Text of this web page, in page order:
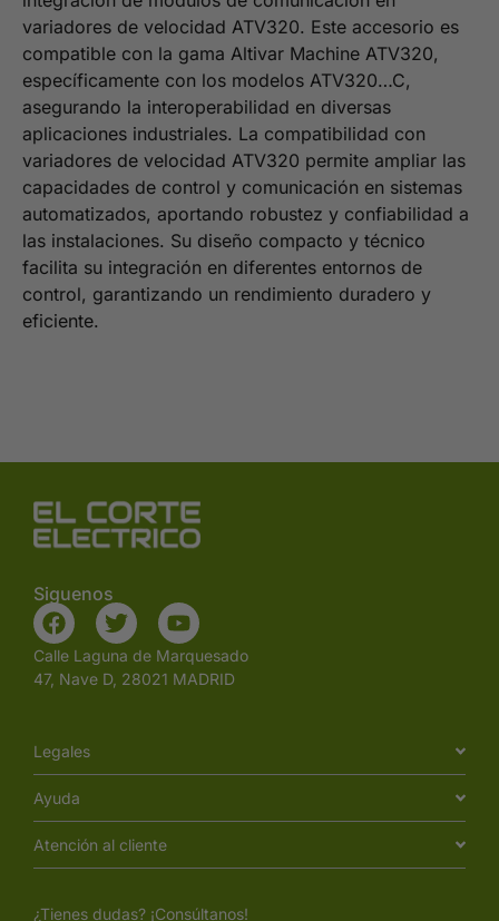
variadores de velocidad ATV320. Este accesorio es
compatible con la gama Altivar Machine ATV320,
específicamente con los modelos ATV320…C,
asegurando la interoperabilidad en diversas
aplicaciones industriales. La compatibilidad con
variadores de velocidad ATV320 permite ampliar las
capacidades de control y comunicación en sistemas
automatizados, aportando robustez y confiabilidad a
las instalaciones. Su diseño compacto y técnico
facilita su integración en diferentes entornos de
control, garantizando un rendimiento duradero y
eficiente.
Siguenos
Calle Laguna de Marquesado
47, Nave D, 28021 MADRID
Legales
Ayuda
Atención al cliente
¿Tienes dudas? ¡Consúltanos!